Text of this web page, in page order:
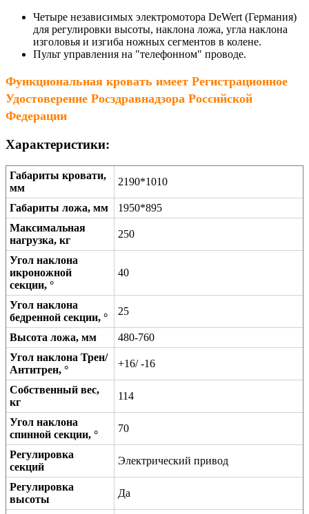
Четыре независимых электромотора DeWert (Германия)
для регулировки высоты, наклона ложа, угла наклона
изголовья и изгиба ножных сегментов в колене.
Пульт управления на "телефонном" проводе.
Функциональная кровать имеет Регистрационное
Удостоверение Росздравнадзора Российской
Федерации
Характеристики:
Габариты кровати,
мм
2190*1010
Габариты ложа, мм
1950*895
Максимальная
нагрузка, кг
250
Угол наклона
икроножной
секции, °
40
Угол наклона
бедренной секции, °
25
Высота ложа, мм
480-760
Угол наклона Трен/
Антитрен, °
+16/ -16
Собственный вес,
кг
114
Угол наклона
спинной секции, °
70
Регулировка
секций
Электрический привод
Регулировка
высоты
Да